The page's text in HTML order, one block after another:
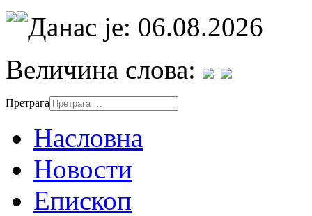
Данас је: 06.08.2026
Величина слова:
Претрага
Насловна
Новости
Епископ